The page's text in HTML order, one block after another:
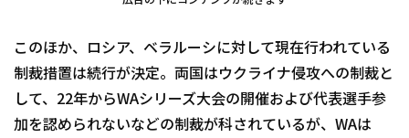
このほか、ロシア、ベラルーシに対して現在行われている
制裁措置は続行が決定。両国はウクライナ侵攻への制裁と
して、22年からWAシリーズ大会の開催および代表選手参
加を認められないなどの制裁が科されているが、WAは